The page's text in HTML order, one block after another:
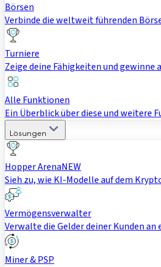
Börsen
Verbinde die weltweit führenden
Turniere
Zeige deine Fähigkeiten und
Alle Funktionen
Ein Überblick über diese und weitere
Lösungen
Hopper ArenaNEW
Sieh zu, wie KI-Modelle auf dem
Vermögensverwalter
Verwalte die Gelder deiner Kunden an
Miner & PSP